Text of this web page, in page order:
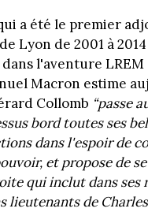
a été le premier
Lyon de 2001 à
l'aventure
Macron estime
Collomb “passe
bord toutes ses
dans l'espoir de
et propose de
qui inclut dans ses
lieutenants de